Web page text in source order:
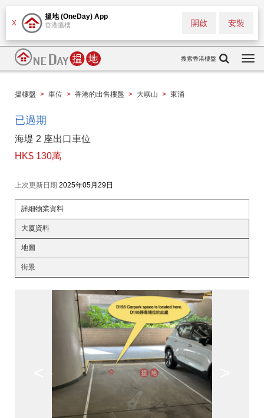
X
搵地 (OneDay) App
香港搵樓 安裝
開啟
搜索香港樓盤
搵樓盤 > 車位 > 香港的出售樓盤 > 大嶼山 > 東涌
已過期
海堤 2 座出口車位
HK$ 130萬
上次更新日期 2025年05月29日
詳細物業資料
大廈資料
地圖
街景